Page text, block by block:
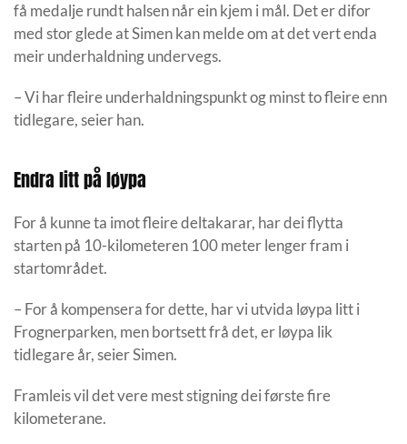
få medalje rundt halsen når ein kjem i mål. Det er difor
med stor glede at Simen kan melde om at det vert enda
meir underhaldning undervegs.
– Vi har fleire underhaldningspunkt og minst to fleire enn
tidlegare, seier han.
Endra litt på løypa
For å kunne ta imot fleire deltakarar, har dei flytta
starten på 10-kilometeren 100 meter lenger fram i
startområdet.
– For å kompensera for dette, har vi utvida løypa litt i
Frognerparken, men bortsett frå det, er løypa lik
tidlegare år, seier Simen.
Framleis vil det vere mest stigning dei første fire
kilometerane.